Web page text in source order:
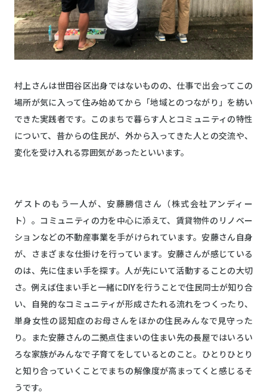
村上さんは世田谷区出身ではないものの、仕事で出会ってこの
場所が気に入って住み始めてから「地域とのつながり」を紡い
できた実践者です。このまちで暮らす人とコミュニティの特性
について、昔からの住民が、外から入ってきた人との交流や、
変化を受け入れる雰囲気があったといいます。
ゲストのもう一人が、安藤勝信さん（株式会社アンディー
ト）。コミュニティの力を中心に添えて、賃貸物件のリノベー
ションなどの不動産事業を手がけられています。安藤さん自身
が、さまざまな仕掛けを行っています。安藤さんが感じている
のは、先に住まい手を探す。人が先にいて活動することの大切
さ。例えば住まい手と一緒にDIYを行うことで住民同士が知り合
い、自発的なコミュニティが形成さたれる流れをつくったり、
単身女性の認知症のお母さんをほかの住民みんなで見守った
り。また安藤さんの二拠点住まいの住まい先の長屋ではいろい
ろな家族がみんなで子育てをしているとのこと。ひとりひとり
と知り合っていくことでまちの解像度が高まってくと感じるそ
うです。